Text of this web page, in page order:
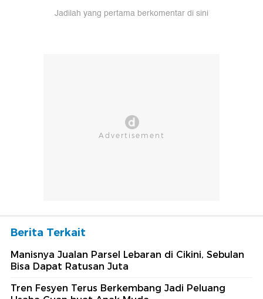
Jadilah yang pertama berkomentar di sini
Berita Terkait
Manisnya Jualan Parsel Lebaran di Cikini, Sebulan
Bisa Dapat Ratusan Juta
Tren Fesyen Terus Berkembang Jadi Peluang